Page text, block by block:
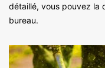
détaillé, vous pouvez la
bureau.